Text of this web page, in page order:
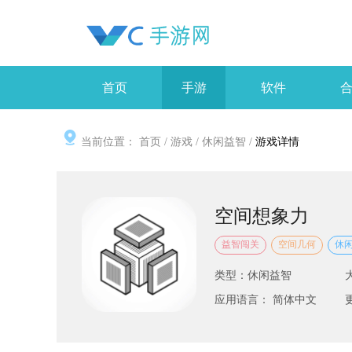
首页 手游 软件
当前位置： 首页 / 游戏 / 休闲益智 / 游戏详情
空间想象力
益智闯关 空间几何 休
类型：休闲益智
应用语言： 简体中文